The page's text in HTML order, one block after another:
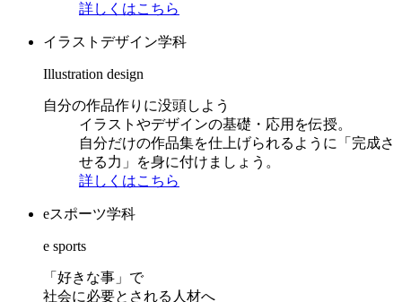
詳しくはこちら
イラストデザイン学科
Illustration design
自分の作品作りに没頭しよう
イラストやデザインの基礎・応用を伝授。
自分だけの作品集を仕上げられるように「完成さ
せる力」を身に付けましょう。
詳しくはこちら
eスポーツ学科
e sports
「好きな事」で
社会に必要とされる人材へ